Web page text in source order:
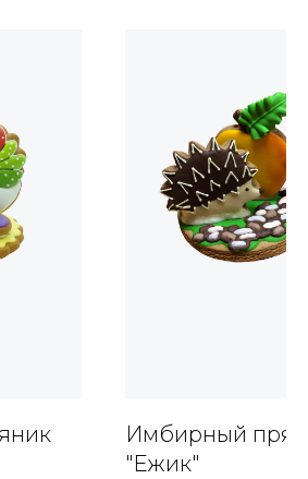
Имбирный
"Ежик"
персональных данных
данных.